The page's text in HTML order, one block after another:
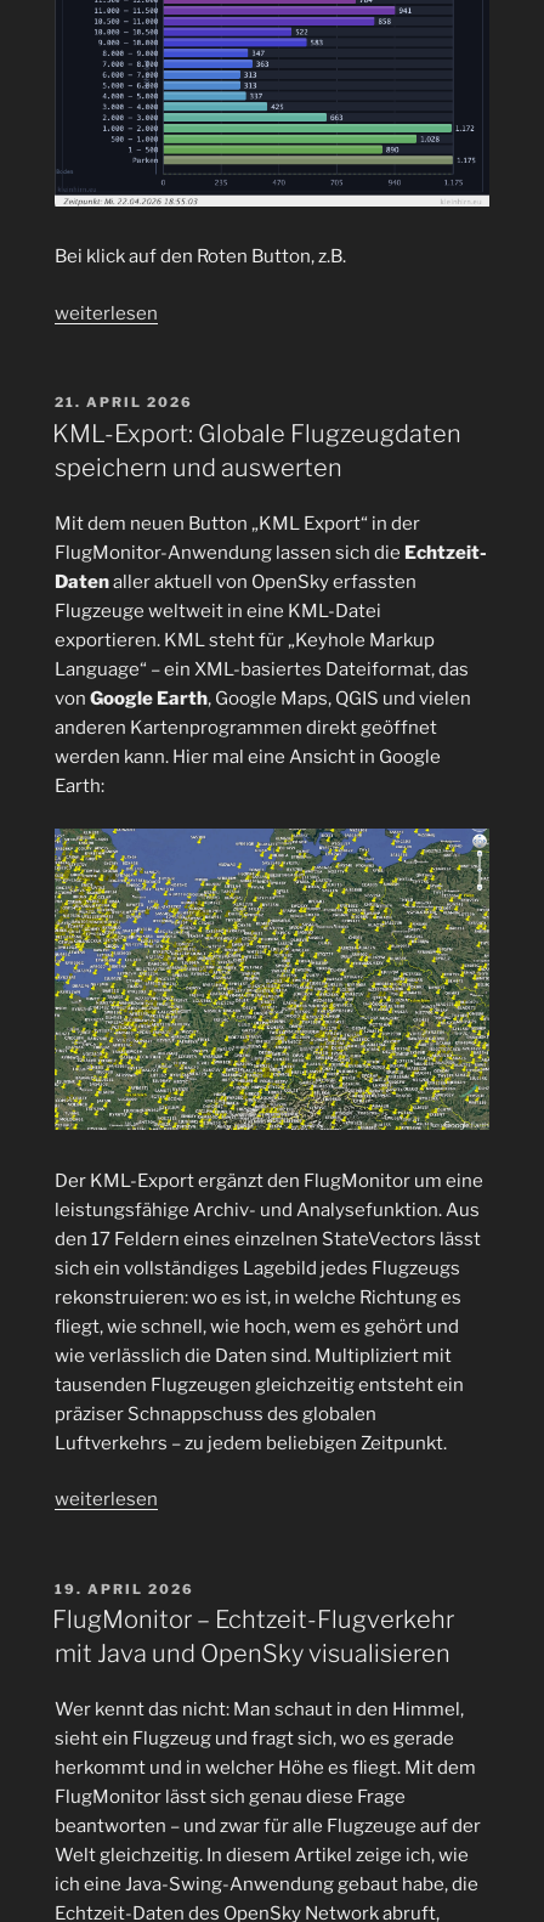
Bei klick auf den Roten Button, z.B.
„Squawk-
Transpondercodes
weltweit
anzeigen:
„Seven-
seven
–
going
to
heaven“
–
„Seven-
six
–
hear
–
„Seven-
five
–
man
with
a
knife““
weiterlesen
VERÖFFENTLICHT
AM
21. APRIL 2026
KML-Export: Globale Flugzeugdaten
speichern und auswerten
Mit dem neuen Button „KML Export“ in der
FlugMonitor-Anwendung lassen sich die Echtzeit-
Datenaller aktuell von OpenSky erfassten
Flugzeuge weltweit in eine KML-Datei
exportieren. KML steht für „Keyhole Markup
Language“ – ein XML-basiertes Dateiformat, das
von Google Earth, Google Maps, QGIS und vielen
anderen Kartenprogrammen direkt geöffnet
werden kann. Hier mal eine Ansicht in Google
Earth:
Der KML-Export ergänzt den FlugMonitor um eine
leistungsfähige Archiv- und Analysefunktion. Aus
den 17 Feldern eines einzelnen StateVectors lässt
sich ein vollständiges Lagebild jedes Flugzeugs
rekonstruieren: wo es ist, in welche Richtung es
fliegt, wie schnell, wie hoch, wem es gehört und
wie verlässlich die Daten sind. Multipliziert mit
tausenden Flugzeugen gleichzeitig entsteht ein
präziser Schnappschuss des globalen
Luftverkehrs – zu jedem beliebigen Zeitpunkt.
„KML-
Flugzeugdaten
speichern
und
weiterlesen
VERÖFFENTLICHT
AM
19. APRIL 2026
FlugMonitor – Echtzeit-Flugverkehr
mit Java und OpenSky visualisieren
Wer kennt das nicht: Man schaut in den Himmel,
sieht ein Flugzeug und fragt sich, wo es gerade
herkommt und in welcher Höhe es fliegt. Mit dem
FlugMonitor lässt sich genau diese Frage
beantworten – und zwar für alle Flugzeuge auf der
Welt gleichzeitig. In diesem Artikel zeige ich, wie
ich eine Java-Swing-Anwendung gebaut habe, die
Echtzeit-Daten des OpenSky Network abruft,